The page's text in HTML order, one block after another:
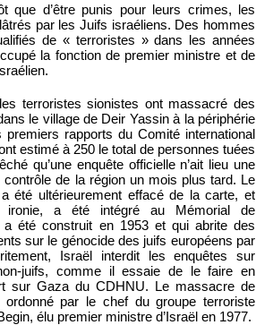
que d’être punis pour leurs crimes, les
par les Juifs israéliens. Des hommes
de « terroristes » dans les années
la fonction de premier ministre et de
terroristes sionistes ont massacré des
le village de Deir Yassin à la périphérie
rapports du Comité international
estimé à 250 le total de personnes tuées
qu’une enquête officielle n’ait lieu une
contrôle de la région un mois plus tard. Le
été ultérieurement effacé de la carte, et
ironie, a été intégré au Mémorial de
a été construit en 1953 et qui abrite des
sur le génocide des juifs européens par
Israël interdit les enquêtes sur
juifs, comme il essaie de le faire en
sur Gaza du CDHNU. Le massacre de
par le chef du groupe terroriste
élu premier ministre d’Israël en 1977.